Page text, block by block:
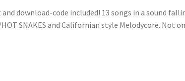
download-code included! 13 songs in a sound
SNAKES and Californian style Melodycore.